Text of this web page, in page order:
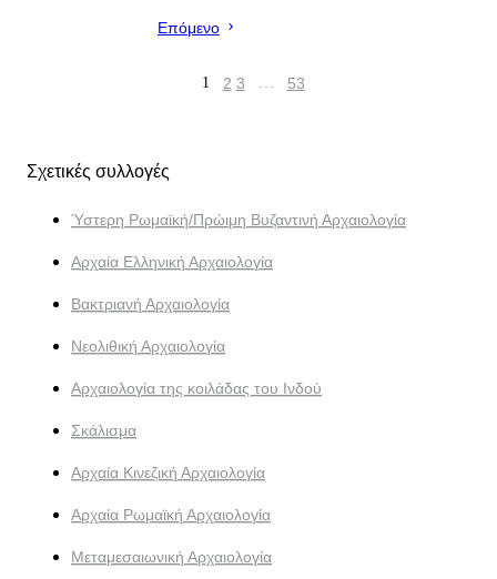
Επόμενο
1 2 3 … 53
Σχετικές συλλογές
Ύστερη Ρωμαϊκή/Πρώιμη Βυζαντινή Αρχαιολογία
Αρχαία Ελληνική Αρχαιολογία
Βακτριανή Αρχαιολογία
Νεολιθική Αρχαιολογία
Αρχαιολογία της κοιλάδας του Ινδού
Σκάλισμα
Αρχαία Κινεζική Αρχαιολογία
Αρχαία Ρωμαϊκή Αρχαιολογία
Μεταμεσαιωνική Αρχαιολογία